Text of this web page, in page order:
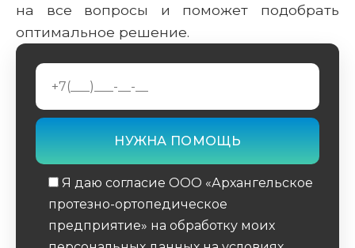
на все вопросы и поможет подобрать
оптимальное решение.
Я даю согласие ООО «Архангельское
протезно-ортопедическое
предприятие» на обработку моих